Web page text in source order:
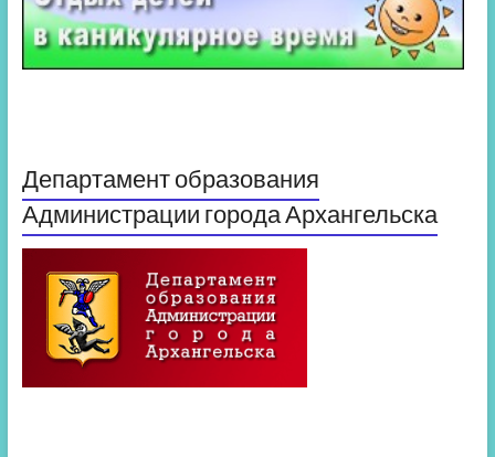
Департамент образования
Администрации города Архангельска